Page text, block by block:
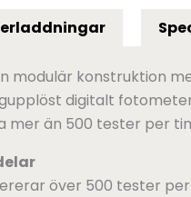
modulär konstruktion
digitalt
mer än 500 tester per
över 500 tester